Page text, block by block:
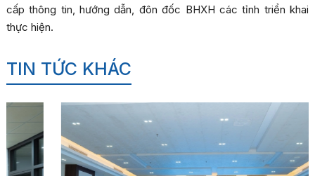
cấp thông tin, hướng dẫn, đôn đốc BHXH các tỉnh triển khai
thực hiện.
TIN TỨC KHÁC